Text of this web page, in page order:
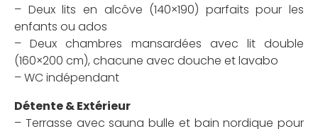
– Deux lits en alcôve (140×190) parfaits pour les
enfants ou ados
– Deux chambres mansardées avec lit double
(160×200 cm), chacune avec douche et lavabo
– WC indépendant
Détente & Extérieur
– Terrasse avec sauna bulle et bain nordique pour